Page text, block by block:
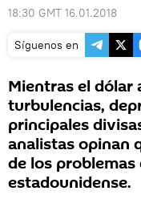
18:30 GMT 16.01.2018
Síguenos en
Mientras el dólar
turbulencias,
principales
analistas opinan
de los problemas
estadounidense.